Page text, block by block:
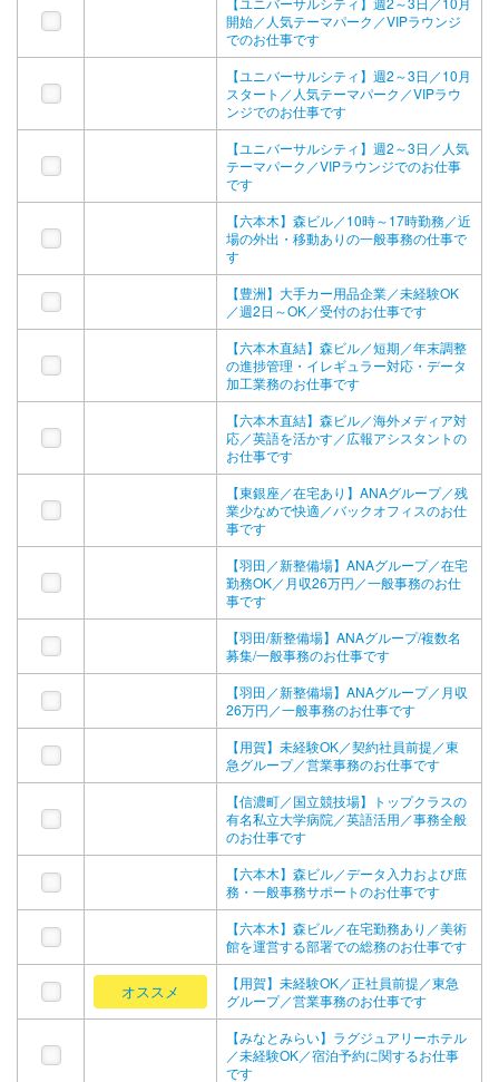
開始／人気テーマパーク／VIPラウンジ
でのお仕事です
【ユニバーサルシティ】週2～3日／10月
スタート／人気テーマパーク／VIPラウ
ンジでのお仕事です
【ユニバーサルシティ】週2～3日／人気
テーマパーク／VIPラウンジでのお仕事
です
【六本木】森ビル／10時～17時勤務／近
場の外出・移動ありの一般事務の仕事で
す
【豊洲】大手カー用品企業／未経験OK
／週2日～OK／受付のお仕事です
【六本木直結】森ビル／短期／年末調整
の進捗管理・イレギュラー対応・データ
加工業務のお仕事です
【六本木直結】森ビル／海外メディア対
応／英語を活かす／広報アシスタントの
お仕事です
【東銀座／在宅あり】ANAグループ／残
業少なめで快適／バックオフィスのお仕
事です
【羽田／新整備場】ANAグループ／在宅
勤務OK／月収26万円／一般事務のお仕
事です
【羽田/新整備場】ANAグループ/複数名
募集/一般事務のお仕事です
【羽田／新整備場】ANAグループ／月収
26万円／一般事務のお仕事です
【用賀】未経験OK／契約社員前提／東
急グループ／営業事務のお仕事です
【信濃町／国立競技場】トップクラスの
有名私立大学病院／英語活用／事務全般
のお仕事です
【六本木】森ビル／データ入力および庶
務・一般事務サポートのお仕事です
【六本木】森ビル／在宅勤務あり／美術
館を運営する部署での総務のお仕事です
オススメ
【用賀】未経験OK／正社員前提／東急
グループ／営業事務のお仕事です
【みなとみらい】ラグジュアリーホテル
／未経験OK／宿泊予約に関するお仕事
です